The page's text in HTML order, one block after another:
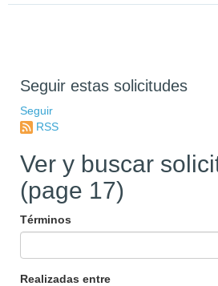
Seguir estas solicitudes
Seguir
RSS
Ver y buscar
(page 17)
Términos
Realizadas entre